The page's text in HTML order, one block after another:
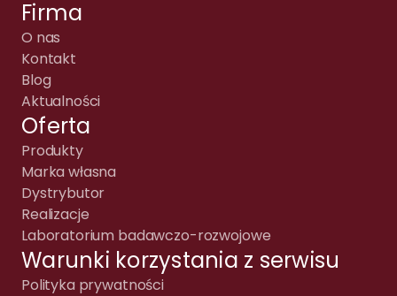
Firma
O nas
Kontakt
Blog
Aktualności
Oferta
Produkty
Marka własna
Dystrybutor
Realizacje
Laboratorium badawczo-rozwojowe
Warunki korzystania z serwisu
Polityka prywatności